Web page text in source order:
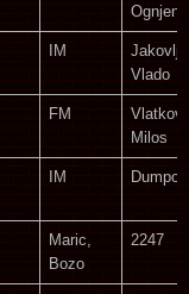
Ognjen
IM
Vlado
FM
Milos
IM
Maric,
Bozo
2247